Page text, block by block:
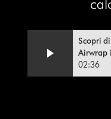
Scopri
Airwrap
02:36